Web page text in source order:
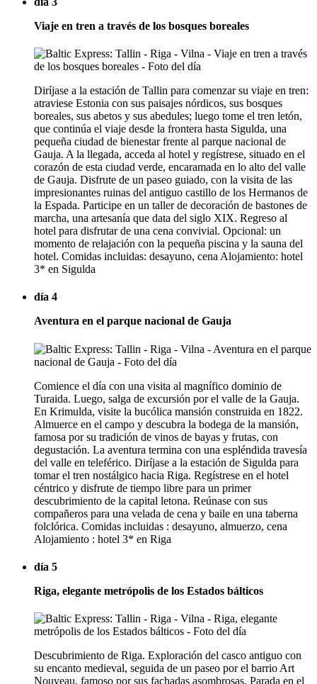
Viaje en tren a través de los bosques boreales
Diríjase a la estación de Tallin para comenzar su viaje en tren:
atraviese Estonia con sus paisajes nórdicos, sus bosques
boreales, sus abetos y sus abedules; luego tome el tren letón,
que continúa el viaje desde la frontera hasta Sigulda, una
pequeña ciudad de bienestar frente al parque nacional de
Gauja. A la llegada, acceda al hotel y regístrese, situado en el
corazón de esta ciudad verde, encaramada en lo alto del valle
de Gauja. Disfrute de un paseo guiado, con la visita de las
impresionantes ruinas del antiguo castillo de los Hermanos de
la Espada. Participe en un taller de decoración de bastones de
marcha, una artesanía que data del siglo XIX. Regreso al
hotel para disfrutar de una cena convivial. Opcional: un
momento de relajación con la pequeña piscina y la sauna del
hotel. Comidas incluidas: desayuno, cena Alojamiento: hotel
3* en Sigulda
día 4
Aventura en el parque nacional de Gauja
Comience el día con una visita al magnífico dominio de
Turaida. Luego, salga de excursión por el valle de la Gauja.
En Krimulda, visite la bucólica mansión construida en 1822.
Almuerce en el campo y descubra la bodega de la mansión,
famosa por su tradición de vinos de bayas y frutas, con
degustación. La aventura termina con una espléndida travesía
del valle en teleférico. Diríjase a la estación de Sigulda para
tomar el tren nostálgico hacia Riga. Regístrese en el hotel
céntrico y disfrute de tiempo libre para un primer
descubrimiento de la capital letona. Reúnase con sus
compañeros para una velada de cena y baile en una taberna
folclórica. Comidas incluidas : desayuno, almuerzo, cena
Alojamiento : hotel 3* en Riga
día 5
Riga, elegante metrópolis de los Estados bálticos
Descubrimiento de Riga. Exploración del casco antiguo con
su encanto medieval, seguida de un paseo por el barrio Art
Nouveau, famoso por sus fachadas asombrosas. Parada en el